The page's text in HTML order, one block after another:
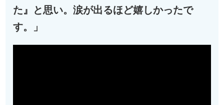
た』と思い。涙が出るほど嬉しかったで
す。」